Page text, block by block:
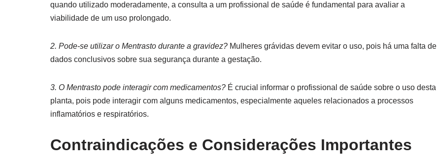
quando utilizado moderadamente, a consulta a um profissional de saúde é fundamental para avaliar a
viabilidade de um uso prolongado.
2. Pode-se utilizar o Mentrasto durante a gravidez? Mulheres grávidas devem evitar o uso, pois há uma falta de
dados conclusivos sobre sua segurança durante a gestação.
3. O Mentrasto pode interagir com medicamentos? É crucial informar o profissional de saúde sobre o uso desta
planta, pois pode interagir com alguns medicamentos, especialmente aqueles relacionados a processos
inflamatórios e respiratórios.
Contraindicações e Considerações Importantes